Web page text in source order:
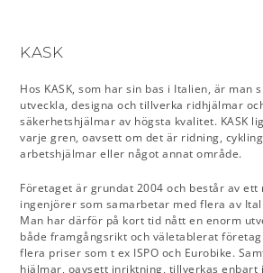
KASK
Hos KASK, som har sin bas i Italien, är man
utveckla, designa och tillverka ridhjälmar
säkerhetshjälmar av högsta kvalitet. KASK
varje gren, oavsett om det är ridning,
arbetshjälmar eller något annat område.
Företaget är grundat 2004 och består av ett
ingenjörer som samarbetar med flera av
Man har därför på kort tid nått en enorm
både framgångsrikt och väletablerat
flera priser som t ex ISPO och Eurobike.
hjälmar, oavsett inriktning, tillverkas enbart